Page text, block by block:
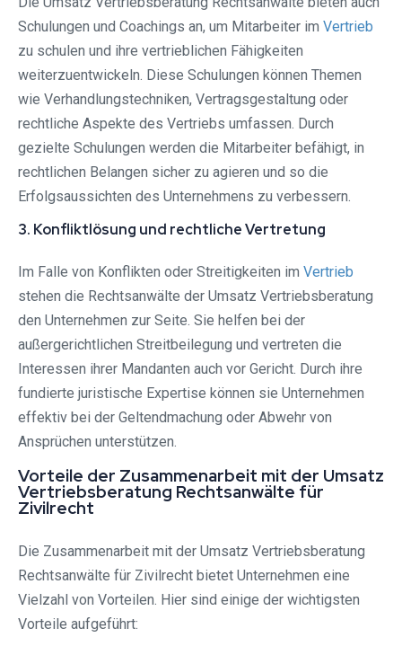
Schulungen und Coachings an, um Mitarbeiter im Vertrieb
zu schulen und ihre vertrieblichen Fähigkeiten
weiterzuentwickeln. Diese Schulungen können Themen
wie Verhandlungstechniken, Vertragsgestaltung oder
rechtliche Aspekte des Vertriebs umfassen. Durch
gezielte Schulungen werden die Mitarbeiter befähigt, in
rechtlichen Belangen sicher zu agieren und so die
Erfolgsaussichten des Unternehmens zu verbessern.
3. Konfliktlösung und rechtliche Vertretung
Im Falle von Konflikten oder Streitigkeiten im Vertrieb
stehen die Rechtsanwälte der Umsatz Vertriebsberatung
den Unternehmen zur Seite. Sie helfen bei der
außergerichtlichen Streitbeilegung und vertreten die
Interessen ihrer Mandanten auch vor Gericht. Durch ihre
fundierte juristische Expertise können sie Unternehmen
effektiv bei der Geltendmachung oder Abwehr von
Ansprüchen unterstützen.
Vorteile der Zusammenarbeit mit der Umsatz
Vertriebsberatung Rechtsanwälte für
Zivilrecht
Die Zusammenarbeit mit der Umsatz Vertriebsberatung
Rechtsanwälte für Zivilrecht bietet Unternehmen eine
Vielzahl von Vorteilen. Hier sind einige der wichtigsten
Vorteile aufgeführt: